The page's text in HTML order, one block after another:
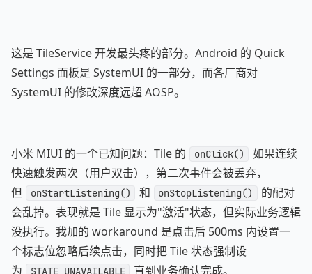
这是 TileService 开发最头疼的部分。Android 的 Quick
Settings 面板是 SystemUI 的一部分，而各厂商对
SystemUI 的修改深度远超 AOSP。
小米 MIUI 的一个已知问题：Tile 的 onClick()
如果连续
快速触发两次（用户双击），第二次事件会被丢弃，
但
onStartListening() 和 onStopListening()
的配对
会乱掉。表现就是 Tile 显示为"激活"状态，但实际业务逻辑
没执行。我加的 workaround 是点击后 500ms 内设置一
个标志位忽略后续点击，同时把 Tile 状态强制设
为
STATE_UNAVAILABLE 直到业务确认完成。